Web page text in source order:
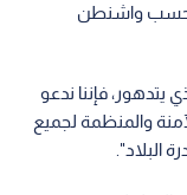
بحسب واشنطن
يتدهور، فإننا ندعو
والمنظمة لجميع
البلاد".